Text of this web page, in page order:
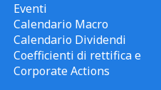
Eventi
Calendario Macro
Calendario Dividendi
Coefficienti di rettifica e
Corporate Actions